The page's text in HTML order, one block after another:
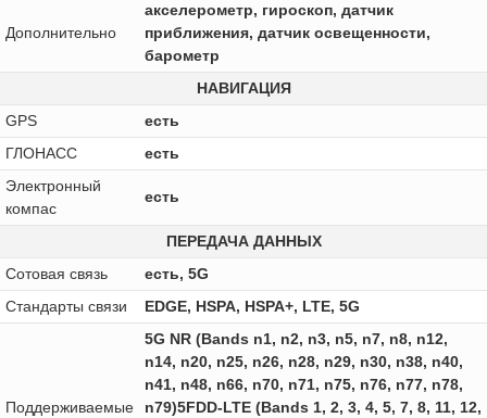
Дополнительно
акселерометр, гироскоп, датчик
приближения, датчик освещенности,
барометр
НАВИГАЦИЯ
GPS
есть
ГЛОНАСС
есть
Электронный
компас
есть
ПЕРЕДАЧА ДАННЫХ
Сотовая связь
есть, 5G
Стандарты связи
EDGE, HSPA, HSPA+, LTE, 5G
Поддерживаемые
5G NR (Bands n1, n2, n3, n5, n7, n8, n12,
n14, n20, n25, n26, n28, n29, n30, n38, n40,
n41, n48, n66, n70, n71, n75, n76, n77, n78,
n79)5FDD-LTE (Bands 1, 2, 3, 4, 5, 7, 8, 11, 12,